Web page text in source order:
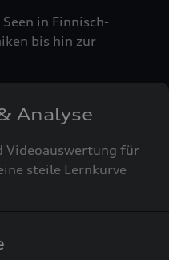
in Finnisch-
bis hin zur
Analyse
Videoauswertung für
steile Lernkurve